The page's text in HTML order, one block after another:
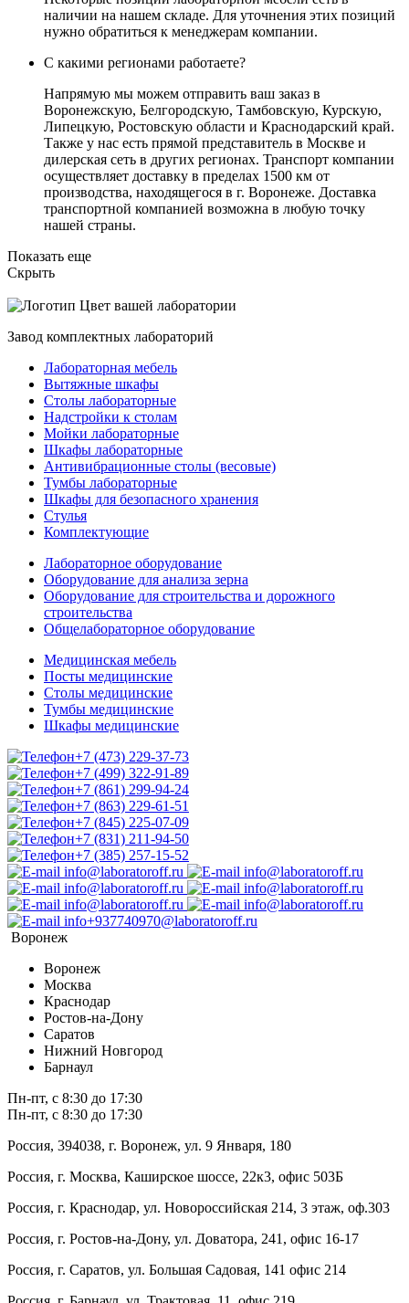
наличии на нашем складе. Для уточнения этих позиций
нужно обратиться к менеджерам компании.
С какими регионами работаете?
Напрямую мы можем отправить ваш заказ в
Воронежскую, Белгородскую, Тамбовскую, Курскую,
Липецкую, Ростовскую области и Краснодарский край.
Также у нас есть прямой представитель в Москве и
дилерская сеть в других регионах. Транспорт компании
осуществляет доставку в пределах 1500 км от
производства, находящегося в г. Воронеже. Доставка
транспортной компанией возможна в любую точку
нашей страны.
Показать еще
Скрыть
Цвет вашей лаборатории
Завод комплектных лабораторий
Лабораторная мебель
Вытяжные шкафы
Столы лабораторные
Надстройки к столам
Мойки лабораторные
Шкафы лабораторные
Антивибрационные столы (весовые)
Тумбы лабораторные
Шкафы для безопасного хранения
Стулья
Комплектующие
Лабораторное оборудование
Оборудование для анализа зерна
Оборудование для строительства и дорожного
строительства
Общелабораторное оборудование
Медицинская мебель
Посты медицинские
Столы медицинские
Тумбы медицинские
Шкафы медицинские
+7 (473) 229-37-73
+7 (499) 322-91-89
+7 (861) 299-94-24
+7 (863) 229-61-51
+7 (845) 225-07-09
+7 (831) 211-94-50
+7 (385) 257-15-52
info@laboratoroff.ru
info@laboratoroff.ru
info@laboratoroff.ru
info@laboratoroff.ru
info@laboratoroff.ru
info@laboratoroff.ru
info+937740970@laboratoroff.ru
Воронеж
Воронеж
Москва
Краснодар
Ростов-на-Дону
Саратов
Нижний Новгород
Барнаул
Пн-пт, с 8:30 до 17:30
Пн-пт, с 8:30 до 17:30
Россия, 394038, г. Воронеж, ул. 9 Января, 180
Россия, г. Москва, Каширское шоссе, 22к3, офис 503Б
Россия, г. Краснодар, ул. Новороссийская 214, 3 этаж, оф.303
Россия, г. Ростов-на-Дону, ул. Доватора, 241, офис 16-17
Россия, г. Саратов, ул. Большая Садовая, 141 офис 214